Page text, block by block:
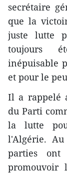
secrétaire
que la
juste lutte
toujours
inépuisable
et pour le
Il a rappelé
du Parti
la lutte
l'Algérie.
parties ont
promouvoir